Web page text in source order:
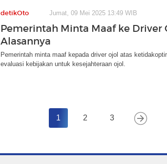
detikOto Jumat, 09 Mei 2025 13:49 WIB
Pemerintah Minta Maaf ke Driver
Alasannya
Pemerintah minta maaf kepada driver ojol atas
evaluasi kebijakan untuk kesejahteraan ojol.
1 2 3